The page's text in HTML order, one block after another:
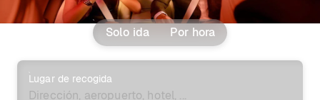
Solo ida Por hora
Lugar de recogida